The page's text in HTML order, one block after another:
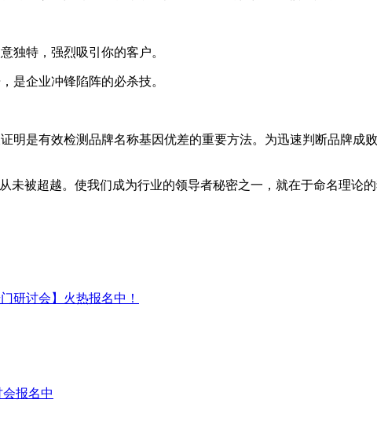
特，强烈吸引你的客户。
企业冲锋陷阵的必杀技。
是有效检测品牌名称基因优差的重要方法。为迅速判断品牌成
被超越。使我们成为行业的领导者秘密之一，就在于命名理论的